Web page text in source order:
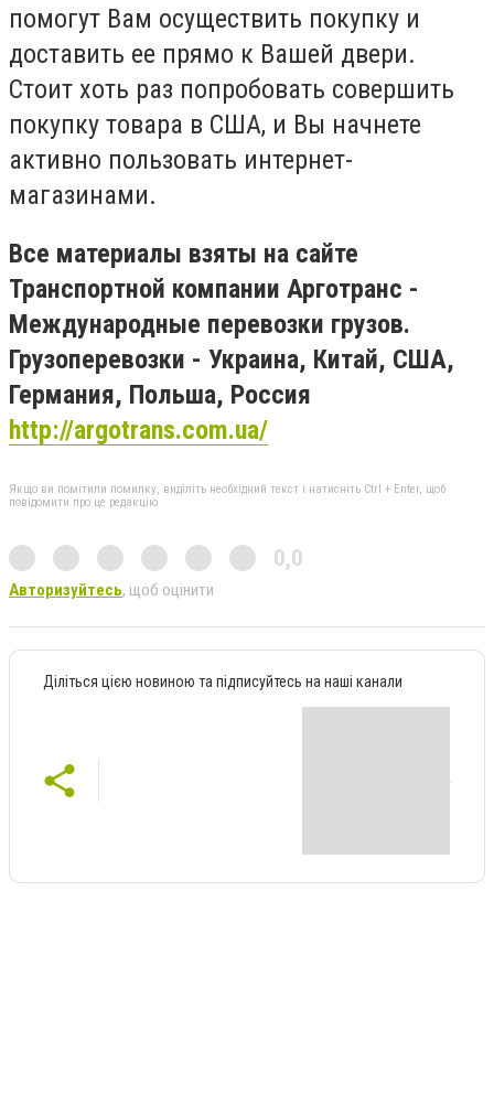
помогут Вам осуществить покупку и
доставить ее прямо к Вашей двери.
Стоит хоть раз попробовать совершить
покупку товара в США, и Вы начнете
активно пользовать интернет-
магазинами.
Все материалы взяты на сайте
Транспортной компании Арготранс -
Международные перевозки грузов.
Грузоперевозки - Украина, Китай, США,
Германия, Польша, Россия
http://argotrans.com.ua/
Якщо ви помітили помилку, виділіть необхідний текст і натисніть Ctrl + Enter, щоб
повідомити про це редакцію
0,0
Авторизуйтесь, щоб оцінити
Діліться цією новиною та підписуйтесь на наші канали